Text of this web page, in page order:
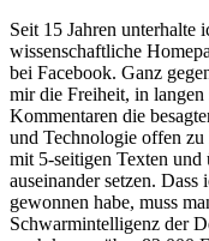
Seit 15 Jahren unterhalte
wissenschaftliche
bei Facebook. Ganz
mir die Freiheit, in
Kommentaren die
und Technologie offen
mit 5-seitigen Texten
auseinander setzen.
gewonnen habe, muss
Schwarmintelligenz der